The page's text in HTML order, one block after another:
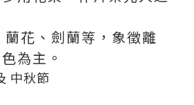
花、劍蘭等，象徵離
為主。
中秋節